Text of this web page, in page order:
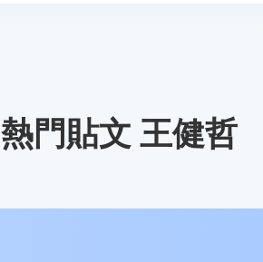
熱門貼文 王健哲